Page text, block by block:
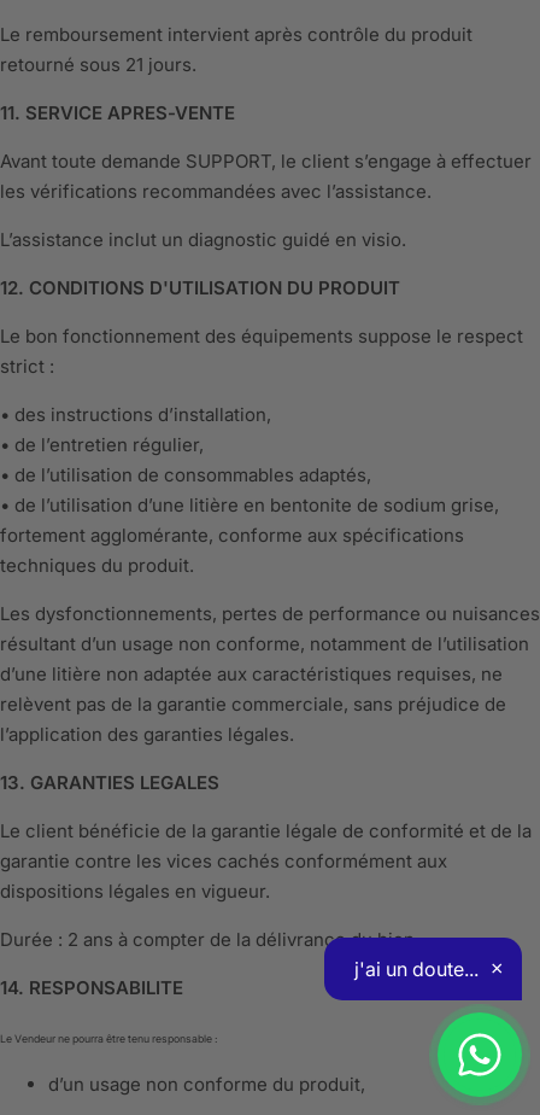
Le remboursement intervient après contrôle du produit
retourné sous 21 jours.
11. SERVICE APRES-VENTE
Avant toute demande SUPPORT, le client s’engage à effectuer
les vérifications recommandées avec l’assistance.
L’assistance inclut un diagnostic guidé en visio.
12. CONDITIONS D'UTILISATION DU PRODUIT
Le bon fonctionnement des équipements suppose le respect
strict :
• des instructions d’installation,
• de l’entretien régulier,
• de l’utilisation de consommables adaptés,
• de l’utilisation d’une litière en bentonite de sodium grise,
fortement agglomérante, conforme aux spécifications
techniques du produit.
Les dysfonctionnements, pertes de performance ou nuisances
résultant d’un usage non conforme, notamment de l’utilisation
d’une litière non adaptée aux caractéristiques requises, ne
relèvent pas de la garantie commerciale, sans préjudice de
l’application des garanties légales.
13. GARANTIES LEGALES
Le client bénéficie de la garantie légale de conformité et de la
garantie contre les vices cachés conformément aux
dispositions légales en vigueur.
Durée : 2 ans à compter de la délivrance du bien.
14. RESPONSABILITE
Le Vendeur ne pourra être tenu responsable :
d’un usage non conforme du produit,